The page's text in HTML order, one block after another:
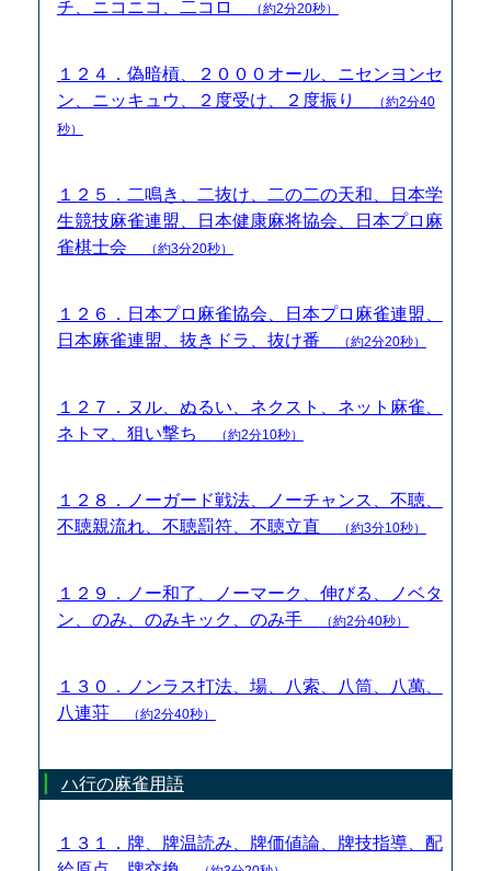
チ、ニコニコ、二コロ
（約2分20秒）
１２４．偽暗槓、２０００オール、ニセンヨンセ
ン、ニッキュウ、２度受け、２度振り
（約2分40
秒）
１２５．二鳴き、二抜け、二の二の天和、日本学
生競技麻雀連盟、日本健康麻将協会、日本プロ麻
雀棋士会
（約3分20秒）
１２６．日本プロ麻雀協会、日本プロ麻雀連盟、
日本麻雀連盟、抜きドラ、抜け番
（約2分20秒）
１２７．ヌル、ぬるい、ネクスト、ネット麻雀、
ネトマ、狙い撃ち
（約2分10秒）
１２８．ノーガード戦法、ノーチャンス、不聴、
不聴親流れ、不聴罰符、不聴立直
（約3分10秒）
１２９．ノー和了、ノーマーク、伸びる、ノベタ
ン、のみ、のみキック、のみ手
（約2分40秒）
１３０．ノンラス打法、場、八索、八筒、八萬、
八連荘
（約2分40秒）
ハ行の麻雀用語
１３１．牌、牌温読み、牌価値論、牌技指導、配